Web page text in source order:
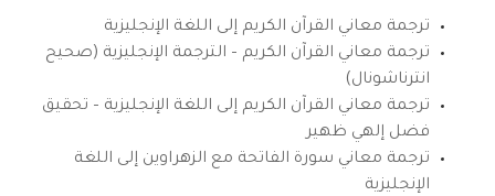
ترجمة معاني القرآن الكريم إلى اللغة الإنجليزية
ترجمة معاني القرآن الكريم – الترجمة الإنجليزية (صحيح
انترناشونال)
ترجمة معاني القرآن الكريم إلى اللغة الإنجليزية – تحقيق
فضل إلهي ظهير
ترجمة معاني سورة الفاتحة مع الزهراوين إلى اللغة
الإنجليزية